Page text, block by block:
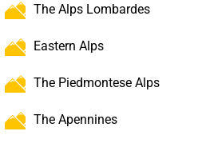
The Alps Lombardes
Eastern Alps
The Piedmontese Alps
The Apennines